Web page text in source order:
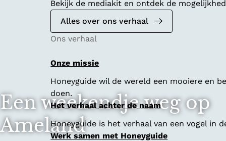
Bekijk de mediakit en ontdek de
Alles over ons verhaal
Ons verhaal
Onze missie
Honeyguide wil de wereld een mooiere en
doen.
Het verhaal achter de naam
Honeyguide is het verhaal van een vogel in
Werk samen met Honeyguide
Een weekendje weg op
Ameland